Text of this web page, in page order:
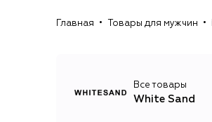
Главная Товары для мужчин
Все товары
White Sand